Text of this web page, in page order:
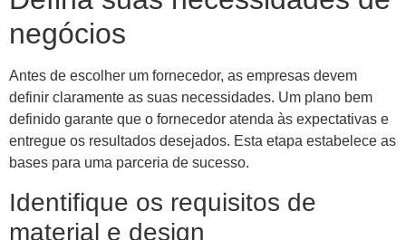
negócios
Antes de escolher um fornecedor, as empresas devem
definir claramente as suas necessidades. Um plano bem
definido garante que o fornecedor atenda às expectativas e
entregue os resultados desejados. Esta etapa estabelece as
bases para uma parceria de sucesso.
Identifique os requisitos de
material e design